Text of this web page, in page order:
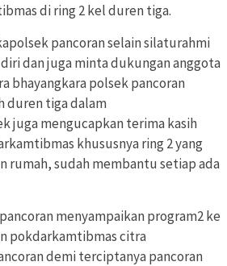
di ring 2 kel duren tiga.
pancoran selain silaturahmi
dan juga minta dukungan anggota
bhayangkara polsek pancoran
duren tiga dalam
juga mengucapkan terima kasih
khususnya ring 2 yang
rumah, sudah membantu setiap ada
menyampaikan program2 ke
pokdarkamtibmas citra
demi terciptanya pancoran